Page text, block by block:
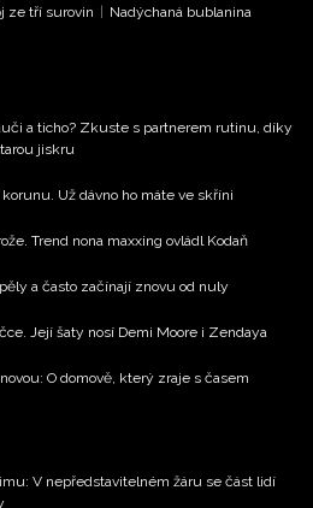
ze tří surovin Nadýchaná bublanina
a ticho? Zkuste s partnerem rutinu, díky
jiskru
Už dávno ho máte ve skříni
Trend nona maxxing ovládl Kodaň
a často začínají znovu od nuly
Její šaty nosí Demi Moore i Zendaya
O domově, který zraje s časem
V nepředstavitelném žáru se část lidí